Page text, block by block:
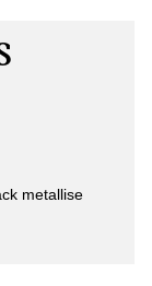
metallise